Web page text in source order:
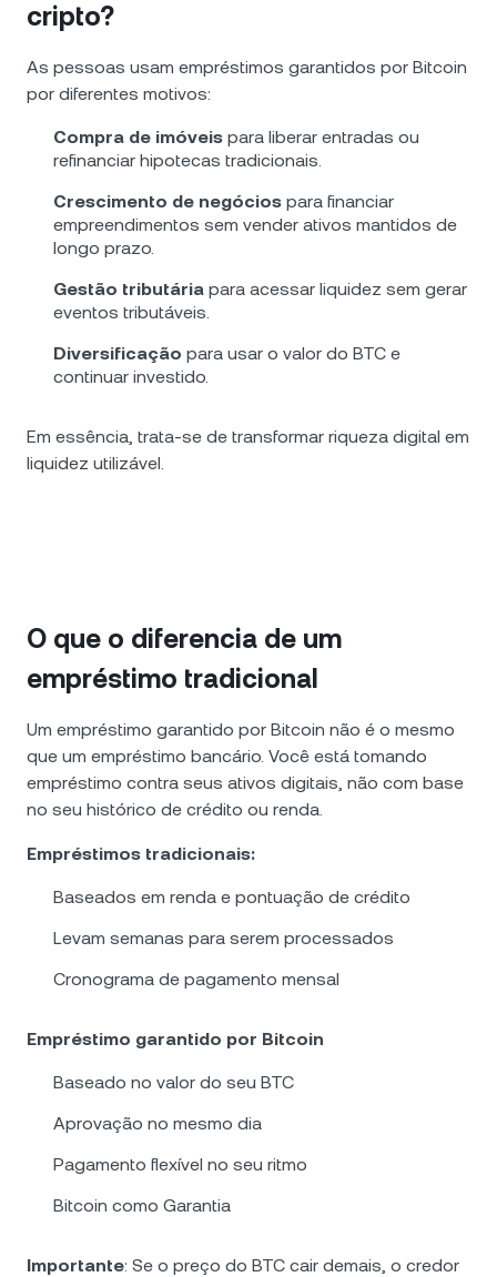
cripto?
As pessoas usam empréstimos garantidos por Bitcoin
por diferentes motivos:
Compra de imóveis para liberar entradas ou
refinanciar hipotecas tradicionais.
Crescimento de negócios para financiar
empreendimentos sem vender ativos mantidos de
longo prazo.
Gestão tributária para acessar liquidez sem gerar
eventos tributáveis.
Diversificação para usar o valor do BTC e
continuar investido.
Em essência, trata-se de transformar riqueza digital em
liquidez utilizável.
O que o diferencia de um
empréstimo tradicional
Um empréstimo garantido por Bitcoin não é o mesmo
que um empréstimo bancário. Você está tomando
empréstimo contra seus ativos digitais, não com base
no seu histórico de crédito ou renda.
Empréstimos tradicionais:
Baseados em renda e pontuação de crédito
Levam semanas para serem processados
Cronograma de pagamento mensal
Empréstimo garantido por Bitcoin
Baseado no valor do seu BTC
Aprovação no mesmo dia
Pagamento flexível no seu ritmo
Bitcoin como Garantia
Importante: Se o preço do BTC cair demais, o credor